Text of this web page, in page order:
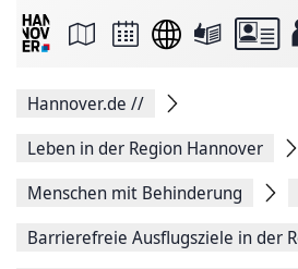
Seite
Facebook
teilen
Seitenlink
Seite
Hannover.de //
Leben in der Region Hannover
Menschen mit Behinderung
Barrierefreie Ausflugsziele in der